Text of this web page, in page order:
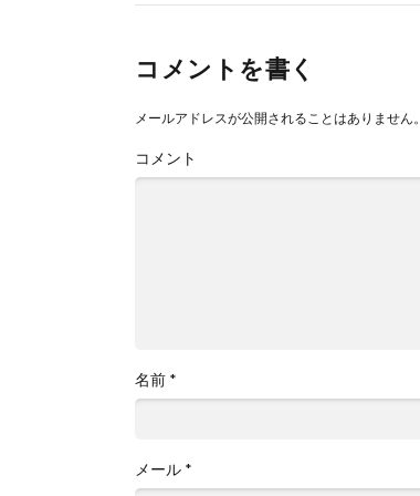
コメントを書く
メールアドレスが公開されることはありません。
コメント
名前 *
メール *